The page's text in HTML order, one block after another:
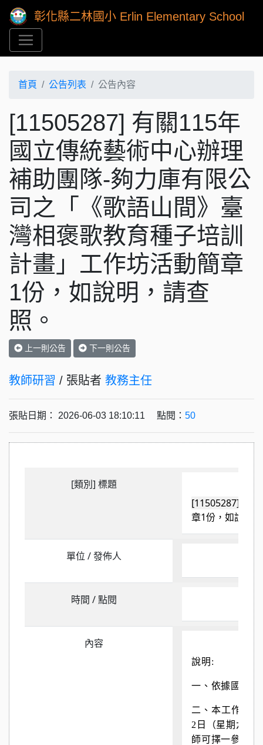
彰化縣二林國小 Erlin Elementary School
首頁 公告列表 公告內容
[11505287] 有關115年
國立傳統藝術中心辦理
補助團隊-夠力庫有限公
司之「《歌語山間》臺
灣相褒歌教育種子培訓
計畫」工作坊活動簡章
1份，如說明，請查
照。
上一則公告 下一則公告
教師研習 / 張貼者 教務主任
張貼日期： 2026-06-03 18:10:11 點閱： 50
[類別] 標題
[11505287] 有
章1份，如說明
單位 / 發佈人
時間 / 點閱
內容
說明 :
一、依據國立
二、本工作坊
2 日（星期六、
師可擇一參與。